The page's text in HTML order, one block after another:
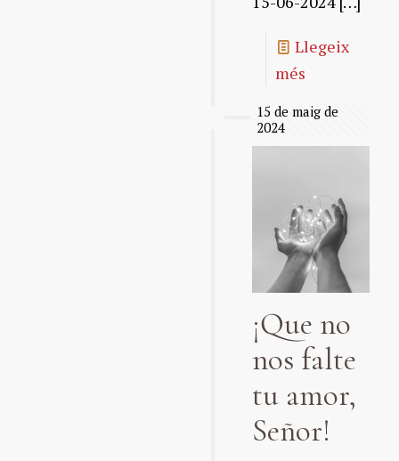
Llegeix
més
15 de maig de
2024
¡Que no
nos falte
tu amor,
Señor!